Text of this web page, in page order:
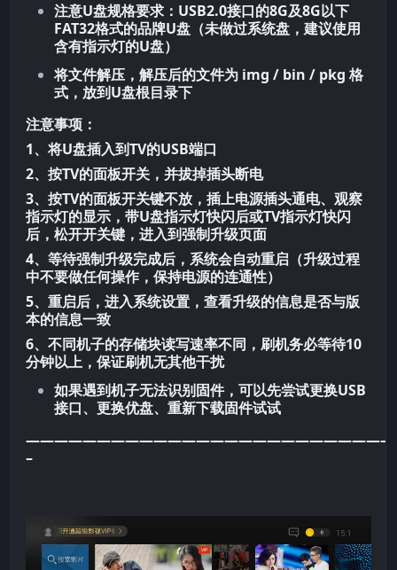
注意U盘规格要求：USB2.0接口的8G及8G以下
FAT32格式的品牌U盘（未做过系统盘，建议使用
含有指示灯的U盘）
将文件解压，解压后的文件为 img / bin / pkg 格
式，放到U盘根目录下
注意事项：
1、将U盘插入到TV的USB端口
2、按TV的面板开关，并拔掉插头断电
3、按TV的面板开关键不放，插上电源插头通电、观察
指示灯的显示，带U盘指示灯快闪后或TV指示灯快闪
后，松开开关键，进入到强制升级页面
4、等待强制升级完成后，系统会自动重启（升级过程
中不要做任何操作，保持电源的连通性）
5、重启后，进入系统设置，查看升级的信息是否与版
本的信息一致
6、不同机子的存储块读写速率不同，刷机务必等待10
分钟以上，保证刷机无其他干扰
如果遇到机子无法识别固件，可以先尝试更换USB
接口、更换优盘、重新下载固件试试
–